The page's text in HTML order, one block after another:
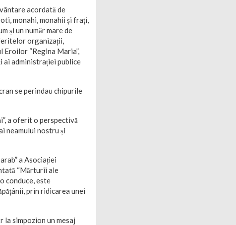
acordată de
monahi, monahii și frați,
și un număr mare de
organizații,
Eroilor “Regina Maria”,
ai administrației publice
se perindau chipurile
a oferit o perspectivă
neamului nostru și
a Asociației
“Mărturii ale
conduce, este
prin ridicarea unei
simpozion un mesaj